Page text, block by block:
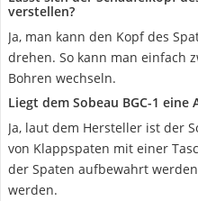
verstellen?
Ja, man kann den Kopf des
drehen. So kann man einfach
Bohren wechseln.
Liegt dem Sobeau BGC-1
Ja, laut dem Hersteller ist der
von Klappspaten mit einer
der Spaten aufbewahrt
werden.